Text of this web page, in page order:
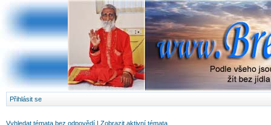
Přihlásit se
Vyhledat témata bez odpovědí | Zobrazit aktivní témata